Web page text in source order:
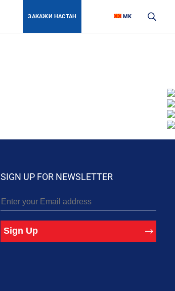
ЗАКАЖИ НАСТАН MK
SIGN UP FOR NEWSLETTER
Sign Up